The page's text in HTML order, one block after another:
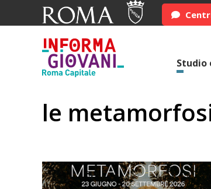
Studio
le